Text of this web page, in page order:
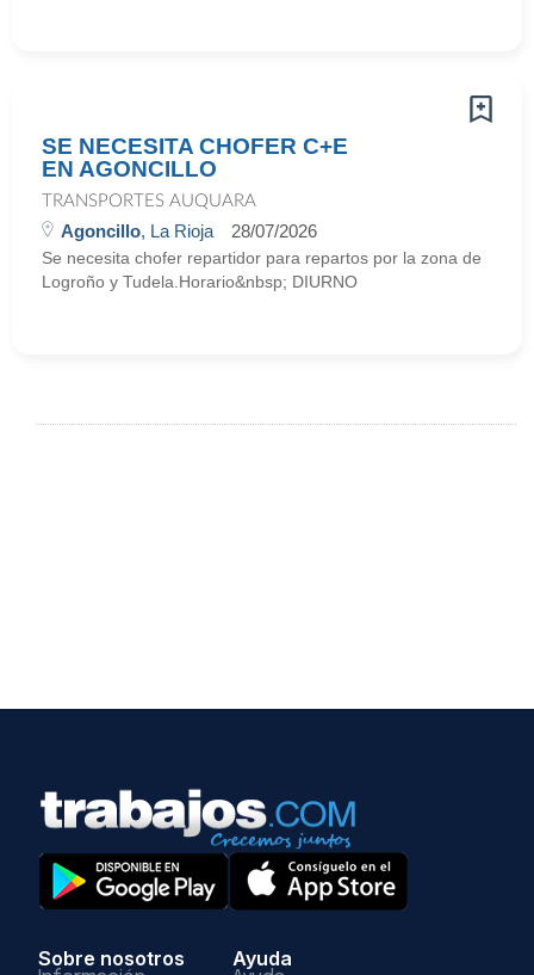
SE NECESITA CHOFER C+E
EN AGONCILLO
TRANSPORTES AUQUARA
Agoncillo, La Rioja 28/07/2026
Se necesita chofer repartidor para repartos por la zona de
Logroño y Tudela.Horario&nbsp; DIURNO
Sobre nosotros Ayuda